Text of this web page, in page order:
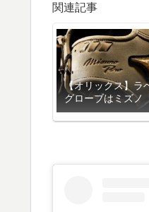
関連記事
【オリックス】ラ
グローブはミズノ
ロ」